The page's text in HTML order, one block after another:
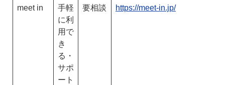
meet in
手軽
に利
用で
き
る・
サポ
ート
要相談 https://meet-in.jp/